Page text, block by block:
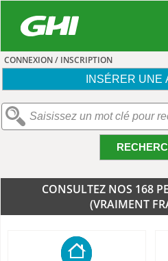
CONNEXION / INSCRIPTION
CONSULTEZ NOS 168
(VRAIMENT
INSÉRER UNE